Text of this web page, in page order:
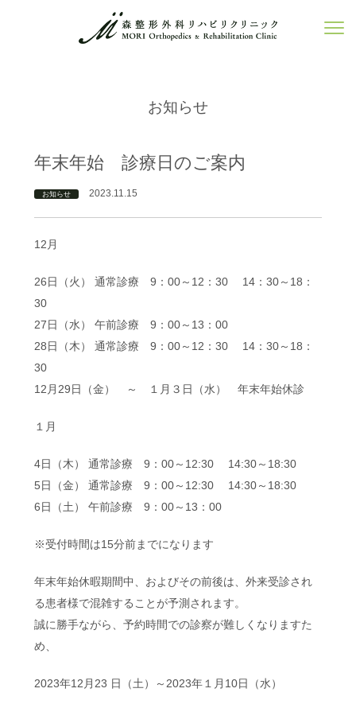
お知らせ
年末年始 診療日のご案内
お知らせ 2023.11.15
12月
26日（火） 通常診療 9：00～12：30 14：30～18：
30
27日（水） 午前診療 9：00～13：00
28日（木） 通常診療 9：00～12：30 14：30～18：
30
12月29日（金） ～ １月３日（水） 年末年始休診
１月
4日（木） 通常診療 9：00～12:30 14:30～18:30
5日（金） 通常診療 9：00～12:30 14:30～18:30
6日（土） 午前診療 9：00～13：00
※受付時間は15分前までになります
年末年始休暇期間中、およびその前後は、外来受診され
る患者様で混雑することが予測されます。
誠に勝手ながら、予約時間での診察が難しくなりますた
め、
2023年12月23 日（土）～2023年１月10日（水）